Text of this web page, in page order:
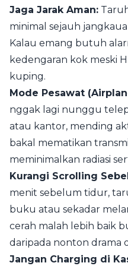
Jaga Jarak Aman:
minimal sejauh
Kalau emang butuh
kedengaran kok meski
kuping.
Mode Pesawat
nggak lagi nunggu
atau kantor, mending
bakal mematikan
meminimalkan radiasi
Kurangi Scrolling
menit sebelum tidur,
buku atau sekadar
cerah malah lebih baik
daripada nonton drama
Jangan Charging di